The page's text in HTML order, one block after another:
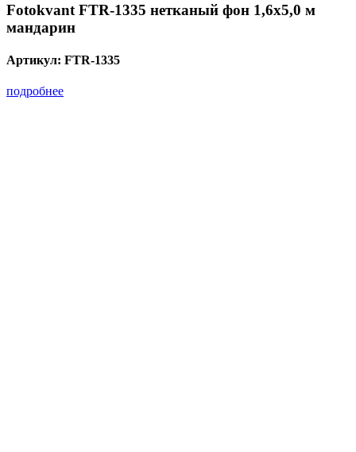
Fotokvant FTR-1335 нетканый фон 1,6х5,0 м
мандарин
Артикул: FTR-1335
подробнее